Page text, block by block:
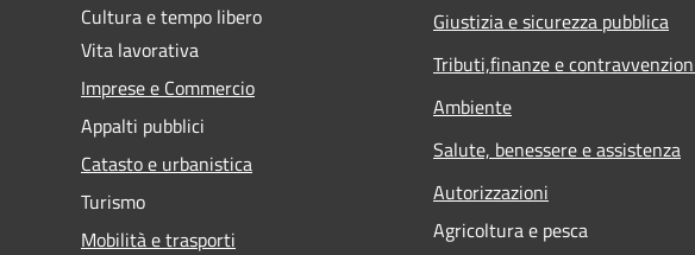
Cultura e tempo libero
Vita lavorativa
Imprese e Commercio
Appalti pubblici
Catasto e urbanistica
Turismo
Mobilità e trasporti
Giustizia e sicurezza pubblica
Tributi,finanze e
Ambiente
Salute, benessere e assistenza
Autorizzazioni
Agricoltura e pesca